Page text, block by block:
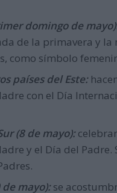
domingo de mayo)
de la primavera y la
como símbolo
países del Este:
con el Día
(8 de mayo):
y el Día del Padre.
de mayo):se